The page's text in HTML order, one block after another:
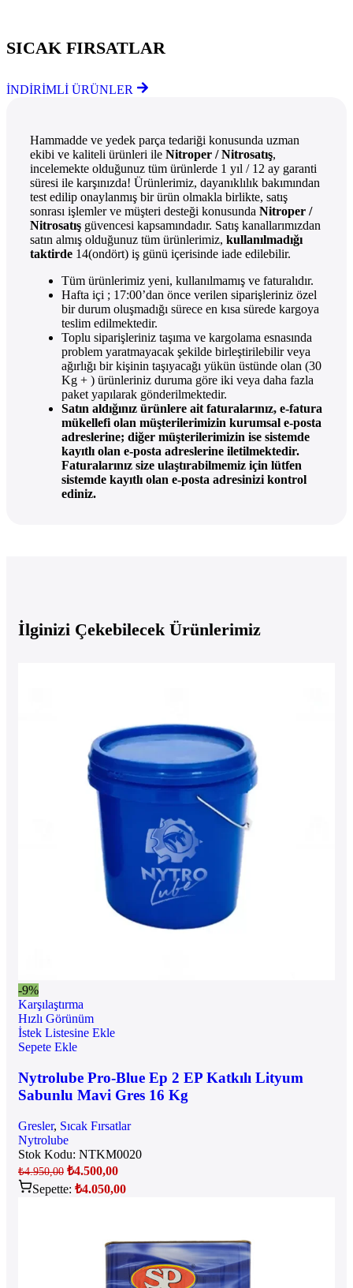
SICAK FIRSATLAR
İNDİRİMLİ ÜRÜNLER
Hammadde ve yedek parça tedariği konusunda uzman
ekibi ve kaliteli ürünleri ile Nitroper / Nitrosatış,
incelemekte olduğunuz tüm ürünlerde 1 yıl / 12 ay garanti
süresi ile karşınızda! Ürünlerimiz, dayanıklılık bakımından
test edilip onaylanmış bir ürün olmakla birlikte, satış
sonrası işlemler ve müşteri desteği konusunda Nitroper /
Nitrosatış güvencesi kapsamındadır. Satış kanallarımızdan
satın almış olduğunuz tüm ürünlerimiz, kullanılmadığı
taktirde 14(ondört) iş günü içerisinde iade edilebilir.
Tüm ürünlerimiz yeni, kullanılmamış ve faturalıdır.
Hafta içi ; 17:00’dan önce verilen siparişleriniz özel
bir durum oluşmadığı sürece en kısa sürede kargoya
teslim edilmektedir.
Toplu siparişleriniz taşıma ve kargolama esnasında
problem yaratmayacak şekilde birleştirilebilir veya
ağırlığı bir kişinin taşıyacağı yükün üstünde olan (30
Kg + ) ürünleriniz duruma göre iki veya daha fazla
paket yapılarak gönderilmektedir.
Satın aldığınız ürünlere ait faturalarınız, e-fatura
mükellefi olan müşterilerimizin kurumsal e-posta
adreslerine; diğer müşterilerimizin ise sistemde
kayıtlı olan e-posta adreslerine iletilmektedir.
Faturalarınız size ulaştırabilmemiz için lütfen
sistemde kayıtlı olan e-posta adresinizi kontrol
ediniz.
İlginizi Çekebilecek Ürünlerimiz
-9%
Karşılaştırma
Hızlı Görünüm
İstek Listesine Ekle
Sepete Ekle
Nytrolube Pro-Blue Ep 2 EP Katkılı Lityum
Sabunlu Mavi Gres 16 Kg
Gresler, Sıcak Fırsatlar
Nytrolube
Stok Kodu: NTKM0020
₺4.950,00 ₺4.500,00
Sepette: ₺4.050,00